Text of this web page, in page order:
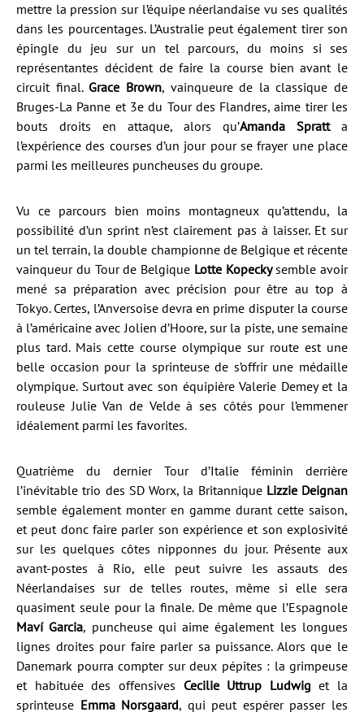
mettre la pression sur l’équipe néerlandaise vu ses qualités
dans les pourcentages. L’Australie peut également tirer son
épingle du jeu sur un tel parcours, du moins si ses
représentantes décident de faire la course bien avant le
circuit final. Grace Brown, vainqueure de la classique de
Bruges-La Panne et 3e du Tour des Flandres, aime tirer les
bouts droits en attaque, alors qu’Amanda Spratta
l’expérience des courses d’un jour pour se frayer une place
parmi les meilleures puncheuses du groupe.
Vu ce parcours bien moins montagneux qu’attendu, la
possibilité d’un sprint n’est clairement pas à laisser. Et sur
un tel terrain, la double championne de Belgique et récente
vainqueur du Tour de Belgique Lotte Kopeckysemble avoir
mené sa préparation avec précision pour être au top à
Tokyo. Certes, l’Anversoise devra en prime disputer la course
à l’américaine avec Jolien d’Hoore, sur la piste, une semaine
plus tard. Mais cette course olympique sur route est une
belle occasion pour la sprinteuse de s’offrir une médaille
olympique. Surtout avec son équipière Valerie Demey et la
rouleuse Julie Van de Velde à ses côtés pour l’emmener
idéalement parmi les favorites.
Quatrième du dernier Tour d’Italie féminin derrière
l’inévitable trio des SD Worx, la Britannique Lizzie Deignan
semble également monter en gamme durant cette saison,
et peut donc faire parler son expérience et son explosivité
sur les quelques côtes nipponnes du jour. Présente aux
avant-postes à Rio, elle peut suivre les assauts des
Néerlandaises sur de telles routes, même si elle sera
quasiment seule pour la finale. De même que l’Espagnole
Maví Garcia, puncheuse qui aime également les longues
lignes droites pour faire parler sa puissance. Alors que le
Danemark pourra compter sur deux pépites : la grimpeuse
et habituée des offensives Cecilie Uttrup Ludwig et la
sprinteuse Emma Norsgaard, qui peut espérer passer les